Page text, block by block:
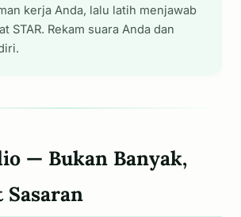
kerja Anda, lalu latih menjawab
STAR. Rekam suara Anda dan
— Bukan Banyak,
Sasaran